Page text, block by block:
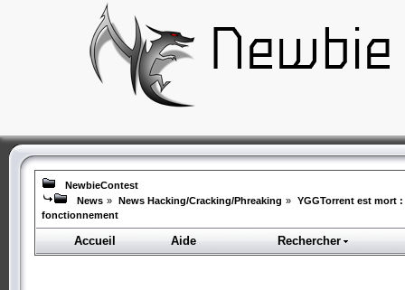
NewbieContest
News » News Hacking/Cracking/Phreaking » YGGTorrent est mort
fonctionnement
Accueil Aide Rechercher